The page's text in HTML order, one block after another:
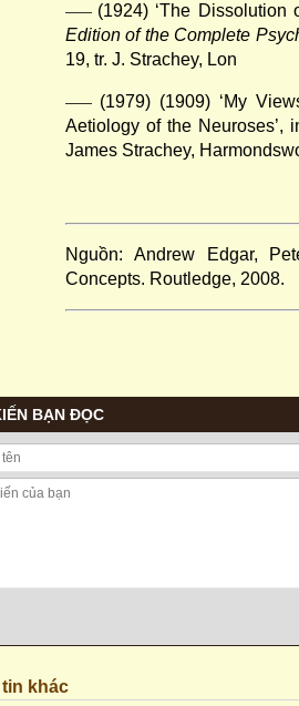
—— (1924) ‘The Dissolution
Edition of the Complete
19, tr. J. Strachey, Lon
—— (1979) (1909) ‘My
Aetiology of the Neuroses’,
James Strachey,
Nguồn: Andrew Edgar,
Concepts. Routledge, 2008.
BẠN ĐỌC
khác